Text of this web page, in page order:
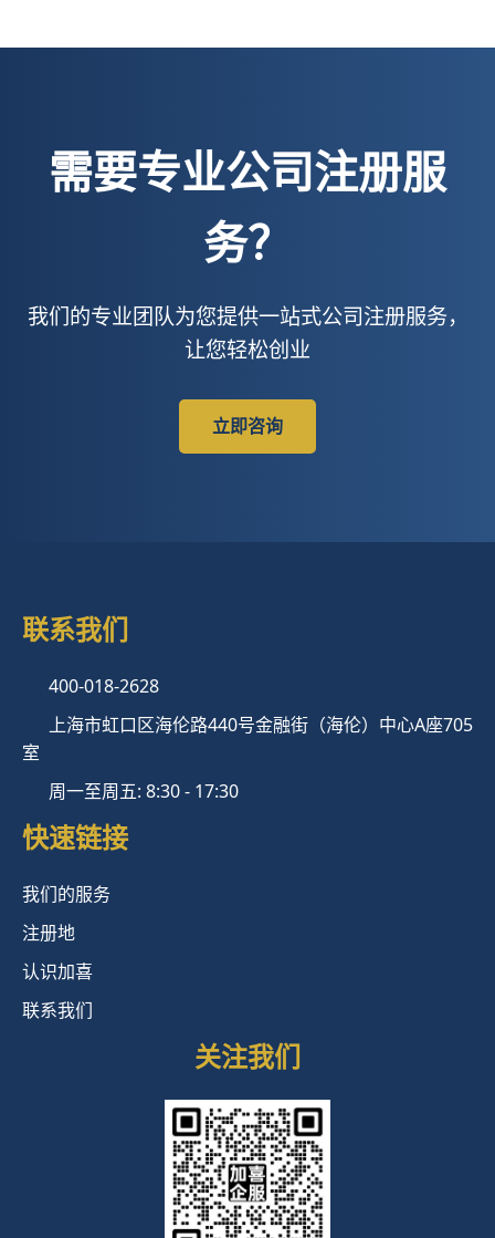
需要专业公司注册服
务？
我们的专业团队为您提供一站式公司注册服务，
让您轻松创业
立即咨询
联系我们
400-018-2628
上海市虹口区海伦路440号金融街（海伦）中心A座705
室
周一至周五: 8:30 - 17:30
快速链接
我们的服务
注册地
认识加喜
联系我们
关注我们